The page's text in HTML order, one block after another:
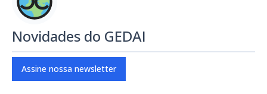
Novidades do GEDAI
Assine nossa newsletter